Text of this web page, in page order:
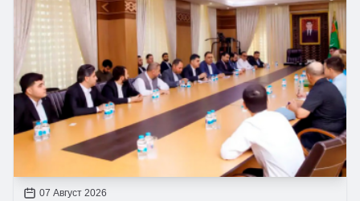
07 Август 2026